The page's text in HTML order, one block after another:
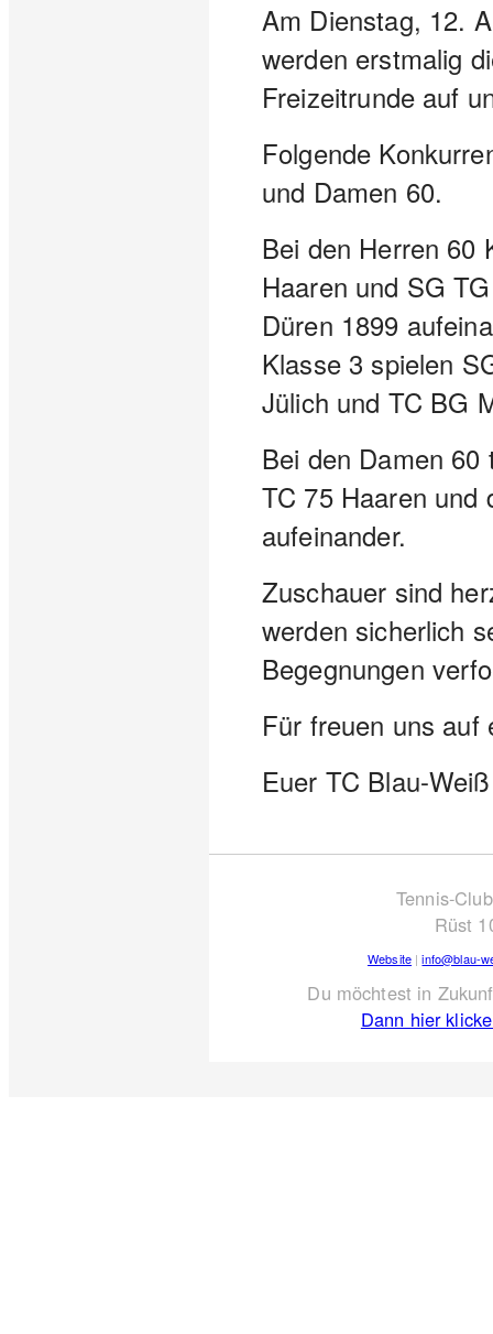
Am Dienstag, 12.
werden erstmalig
Freizeitrunde auf
Folgende
und Damen 60.
Bei den Herren 60
Haaren und SG
Düren 1899
Klasse 3 spielen
Jülich und TC BG
Bei den Damen
TC 75 Haaren und
aufeinander.
Zuschauer sind
werden sicherlich
Begegnungen
Für freuen uns auf
Euer TC Blau-
Tennis-
Rüst
Website |info@blau-
Du möchtest in
Dann hier